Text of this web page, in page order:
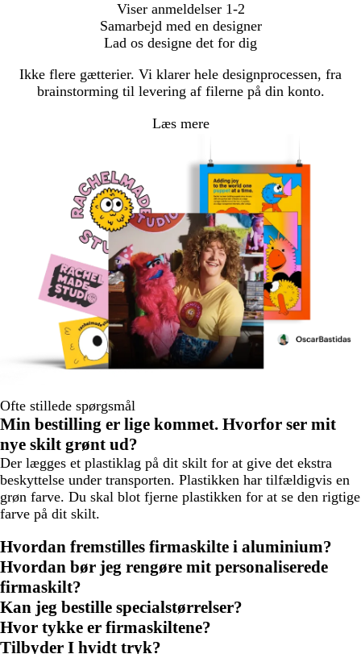
Viser anmeldelser 1-2
Samarbejd med en designer
Lad os designe det for dig
Ikke flere gætterier. Vi klarer hele designprocessen, fra
brainstorming til levering af filerne på din konto.
Læs mere
Ofte stillede spørgsmål
Min bestilling er lige kommet. Hvorfor ser mit
nye skilt grønt ud?
Der lægges et plastiklag på dit skilt for at give det ekstra
beskyttelse under transporten. Plastikken har tilfældigvis en
grøn farve. Du skal blot fjerne plastikken for at se den rigtige
farve på dit skilt.
Hvordan fremstilles firmaskilte i aluminium?
Hvordan bør jeg rengøre mit personaliserede
firmaskilt?
Kan jeg bestille specialstørrelser?
Hvor tykke er firmaskiltene?
Tilbyder I hvidt tryk?